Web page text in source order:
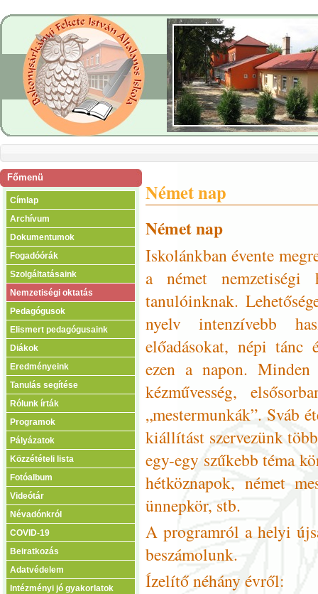
Főmenü
Címlap
Archívum
Dokumentumok
Fogadóórák
Szolgáltatásaink
Nemzetiségi oktatás
Pedagógusok
Elismert pedagógusaink
Diákok
Eredményeink
Tanulás segítése
Rólunk írták
Programok
Pályázatok
Közzétételi lista
Fotóalbum
Videótár
Névadónkról
COVID-19
Beiratkozás
Adatvédelem
Intézményi jó gyakorlatok
Német nap
Német nap
Iskolánkban évente
a német nemzetiségi
tanulóinknak.
nyelv intenzívebb
előadásokat, népi tánc
ezen a napon.
kézművesség,
„mestermunkák”. Sváb
kiállítást szervezünk
egy-egy szűkebb téma
hétköznapok, német
ünnepkör, stb.
A programról a helyi
beszámolunk.
Ízelítő néhány évről: